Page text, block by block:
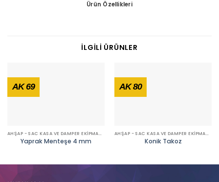
Ürün Özellikleri
İLGILI ÜRÜNLER
AK 69
AHŞAP - SAC KASA VE DAMPER EKİPMANLARI
Yaprak Menteşe 4 mm
AK 80
AHŞAP - SAC KASA VE DAMPER EKİPMANLARI
Konik Takoz